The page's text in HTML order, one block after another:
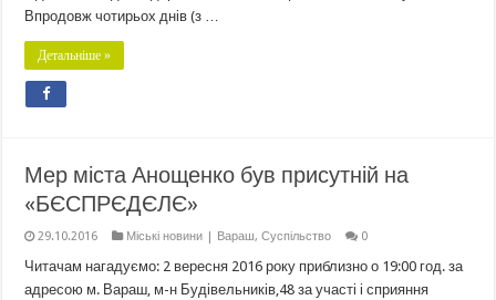
Впродовж чотирьох днів (з …
Детальніше »
Мер міста Анощенко був присутній на
«БЄСПРЄДЄЛЄ»
29.10.2016 Міські новини | Вараш,Суспільство 0
Читачам нагадуємо: 2 вересня 2016 року приблизно о 19:00 год. за
адресою м. Вараш, м-н Будівельників,48 за участі і сприяння